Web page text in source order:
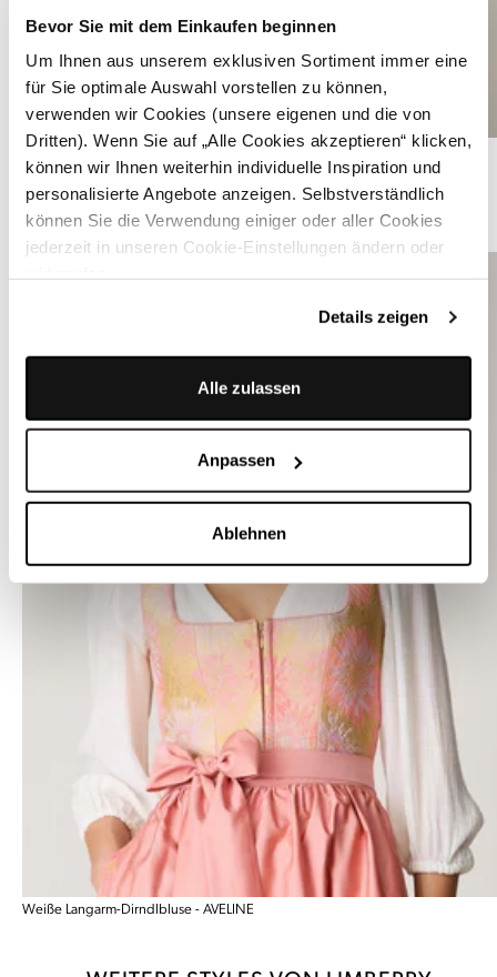
Bevor Sie mit dem Einkaufen beginnen
Um Ihnen aus unserem exklusiven Sortiment immer eine
für Sie optimale Auswahl vorstellen zu können,
verwenden wir Cookies (unsere eigenen und die von
Dritten). Wenn Sie auf „Alle Cookies akzeptieren“ klicken,
können wir Ihnen weiterhin individuelle Inspiration und
personalisierte Angebote anzeigen. Selbstverständlich
können Sie die Verwendung einiger oder aller Cookies
jederzeit in unseren Cookie-Einstellungen ändern oder
Details zeigen
Alle zulassen
Anpassen
Ablehnen
Braunes Dirndl mit floralem Muster - HEDI BRASS FOLKLORE
ÄHNLICHE STYLES
Weiße Langarm-Dirndlbluse - AVELINE